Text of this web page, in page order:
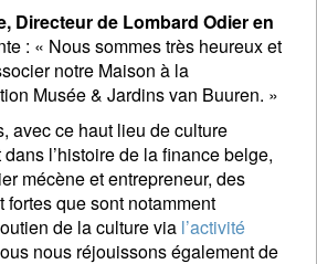
Directeur de Lombard Odier en
: « Nous sommes très heureux et
notre Maison à la
Musée & Jardins van Buuren. »
avec ce haut lieu de culture
l’histoire de la finance belge,
mécène et entrepreneur, des
que sont notamment
de la culture via l’activité
nous réjouissons également de